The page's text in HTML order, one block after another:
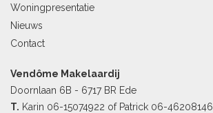
Woningpresentatie
Nieuws
Contact
Vendôme Makelaardij
Doornlaan 6B - 6717 BR Ede
T. Karin 06-15074922 of Patrick 06-46208146